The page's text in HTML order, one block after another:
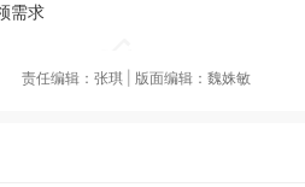
需求
责任编辑：张琪 | 版面编辑：魏姝敏